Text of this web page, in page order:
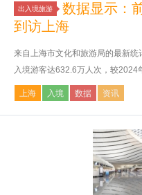
出入境旅游
数据显示：
到访上海
来自上海市文化和旅游局的最新
入境游客达632.6万人次，较2024
上海 入境 数据 资讯